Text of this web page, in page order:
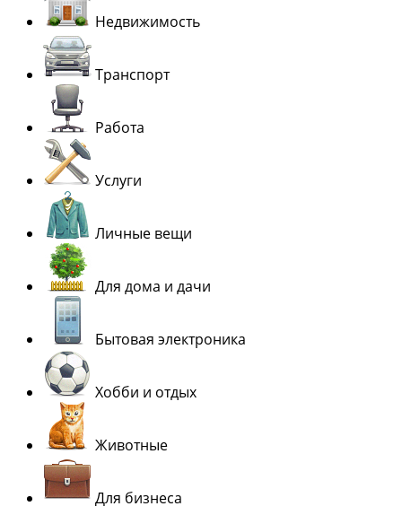
Недвижимость
Транспорт
Работа
Услуги
Личные вещи
Для дома и дачи
Бытовая электроника
Хобби и отдых
Животные
Для бизнеса